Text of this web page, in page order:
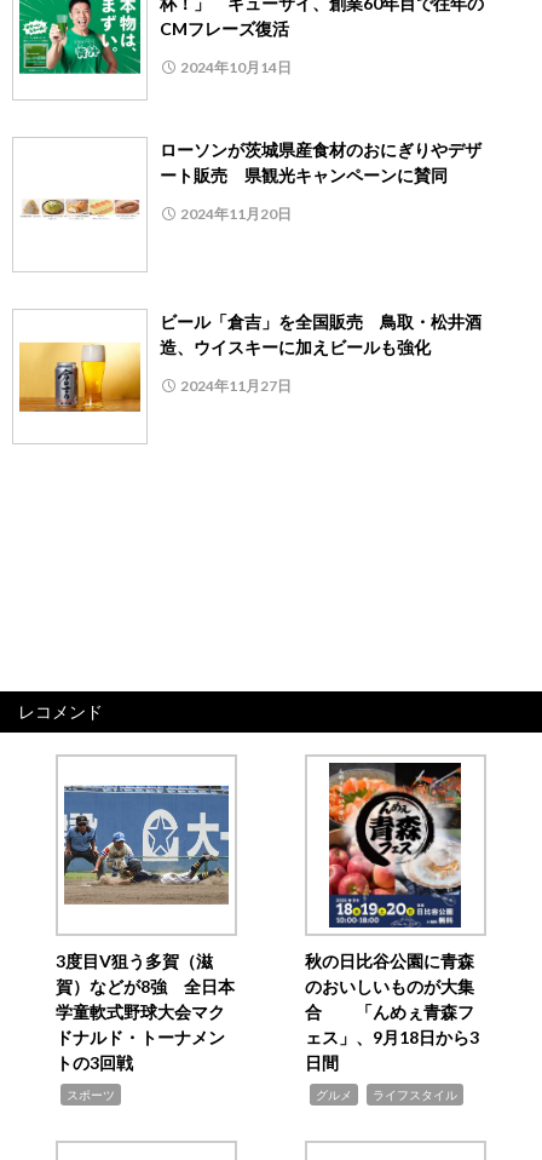
CMフレーズ復活
2024年10月14日
ローソンが茨城県産食材のおにぎりやデザ
ート販売 県観光キャンペーンに賛同
2024年11月20日
ビール「倉吉」を全国販売 鳥取・松井酒
造、ウイスキーに加えビールも強化
2024年11月27日
レコメンド
3度目V狙う多賀（滋
賀）などが8強 全日本
学童軟式野球大会マク
ドナルド・トーナメン
トの3回戦
スポーツ
秋の日比谷公園に青森
のおいしいものが大集
合 「んめぇ青森フ
ェス」、9月18日から3
日間
グルメ ライフスタイル